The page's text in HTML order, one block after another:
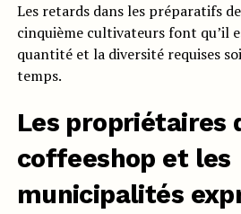
Les retards dans les préparatifs
cinquième cultivateurs font qu’il
quantité et la diversité requises
temps.
Les propriétaires
coffeeshop et les
municipalités